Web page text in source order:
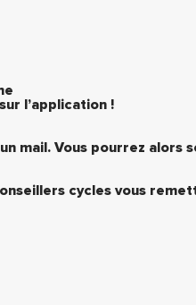
l’application !
mail. Vous pourrez alors
cycles vous